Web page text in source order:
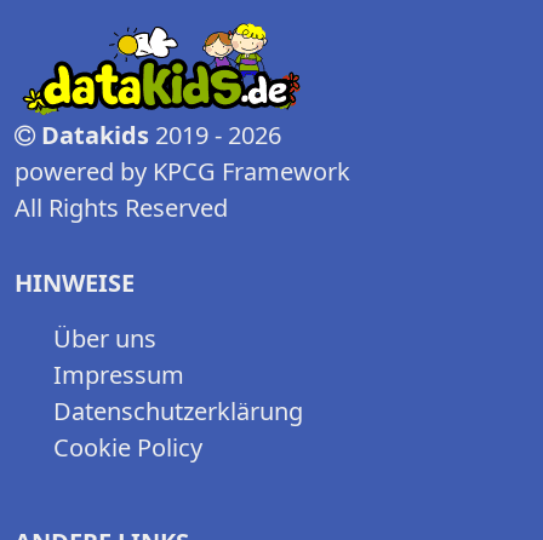
Datakids 2019 - 2026
powered by KPCG Framework
All Rights Reserved
HINWEISE
Über uns
Impressum
Datenschutzerklärung
Cookie Policy